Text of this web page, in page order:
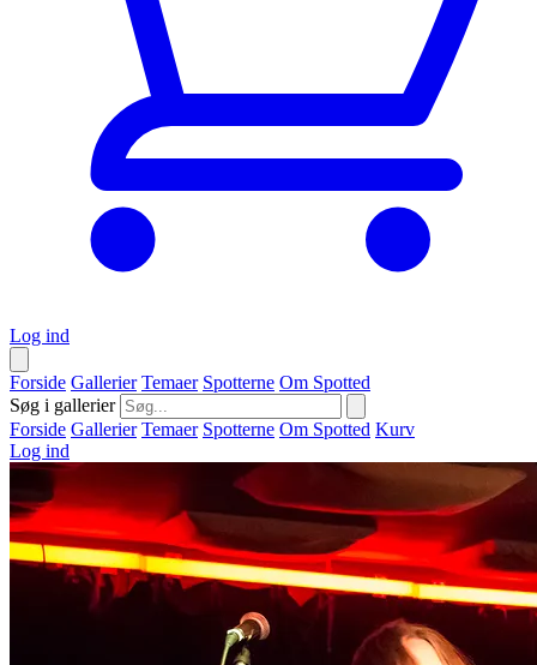
Log ind
Forside Gallerier Temaer Spotterne Om Spotted
Søg i gallerier
Forside Gallerier Temaer Spotterne Om Spotted Kurv
Log ind